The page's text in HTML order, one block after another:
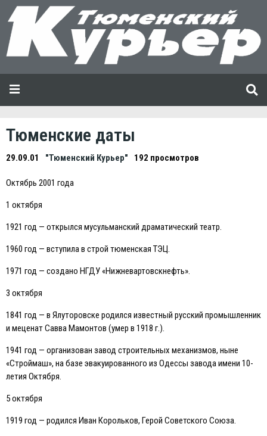
Тюменские даты
29.09.01 "Тюменский Курьер" 192 просмотров
Октябрь 2001 года
1 октября
1921 год — открылся мусульманский драматический театр.
1960 год — вступила в строй тюменская ТЭЦ.
1971 год — создано НГДУ «Нижневартовскнефть».
3 октября
1841 год — в Ялуторовске родился известный русский промышленник
и меценат Савва Мамонтов (умер в 1918 г.).
1941 год — организован завод строительных механизмов, ныне
«Строймаш», на базе эвакуированного из Одессы завода имени 10-
летия Октября.
5 октября
1919 год — родился Иван Корольков, Герой Советского Союза.